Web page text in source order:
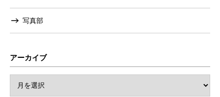
写真部
アーカイブ